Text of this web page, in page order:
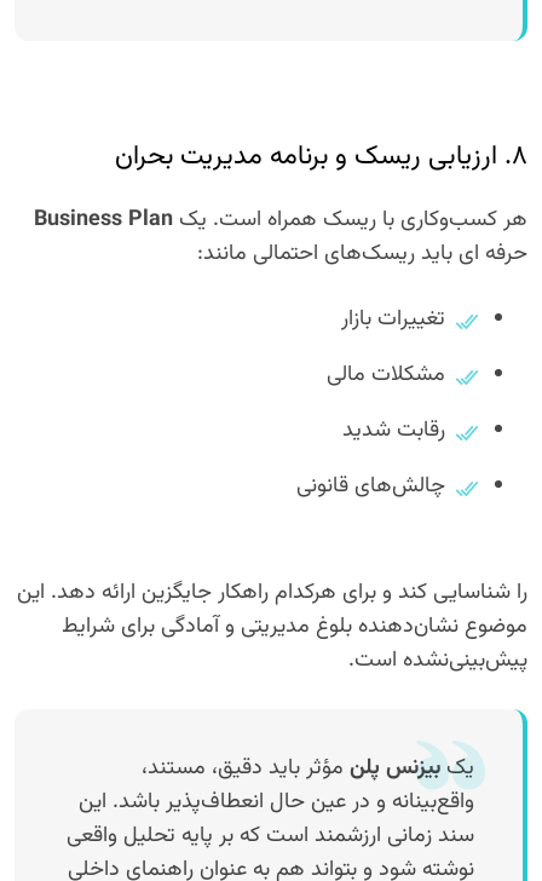
۸. ارزیابی ریسک و برنامه مدیریت بحران
هر کسب‌وکاری با ریسک همراه است. یک Business Plan
حرفه ای باید ریسک‌های احتمالی مانند:
تغییرات بازار
مشکلات مالی
رقابت شدید
چالش‌های قانونی
را شناسایی کند و برای هرکدام راهکار جایگزین ارائه دهد. این
موضوع نشان‌دهنده بلوغ مدیریتی و آمادگی برای شرایط
پیش‌بینی‌نشده است.
یکبیزنس پلن مؤثر باید دقیق، مستند،
واقع‌بینانه و در عین حال انعطاف‌پذیر باشد. این
سند زمانی ارزشمند است که بر پایه تحلیل واقعی
نوشته شود و بتواند هم به عنوان راهنمای داخلی